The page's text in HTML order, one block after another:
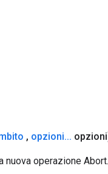
, opzioni...
nuova operazione Abort.